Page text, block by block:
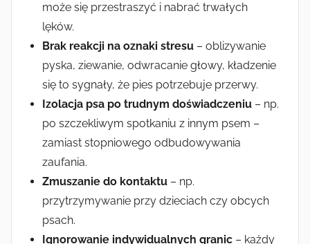
może się przestraszyć i nabrać trwałych
lęków.
Brak reakcji na oznaki stresu – oblizywanie
pyska, ziewanie, odwracanie głowy, kładzenie
się to sygnały, że pies potrzebuje przerwy.
Izolacja psa po trudnym doświadczeniu – np.
po szczekliwym spotkaniu z innym psem –
zamiast stopniowego odbudowywania
zaufania.
Zmuszanie do kontaktu – np.
przytrzymywanie przy dzieciach czy obcych
psach.
Ignorowanie indywidualnych granic – każdy